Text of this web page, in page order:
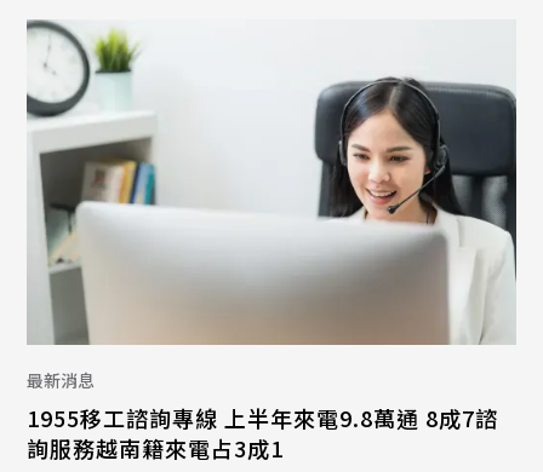
最新消息
1955移工諮詢專線 上半年來電9.8萬通 8成7諮
詢服務越南籍來電占3成1